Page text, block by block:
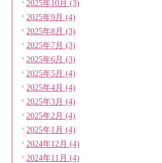
2025年10月 (3)
2025年9月 (4)
2025年8月 (3)
2025年7月 (3)
2025年6月 (3)
2025年5月 (4)
2025年4月 (4)
2025年3月 (4)
2025年2月 (4)
2025年1月 (4)
2024年12月 (4)
2024年11月 (4)